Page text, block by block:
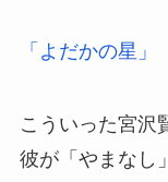
「よだかの星」
こういった宮沢
彼が「やまなし